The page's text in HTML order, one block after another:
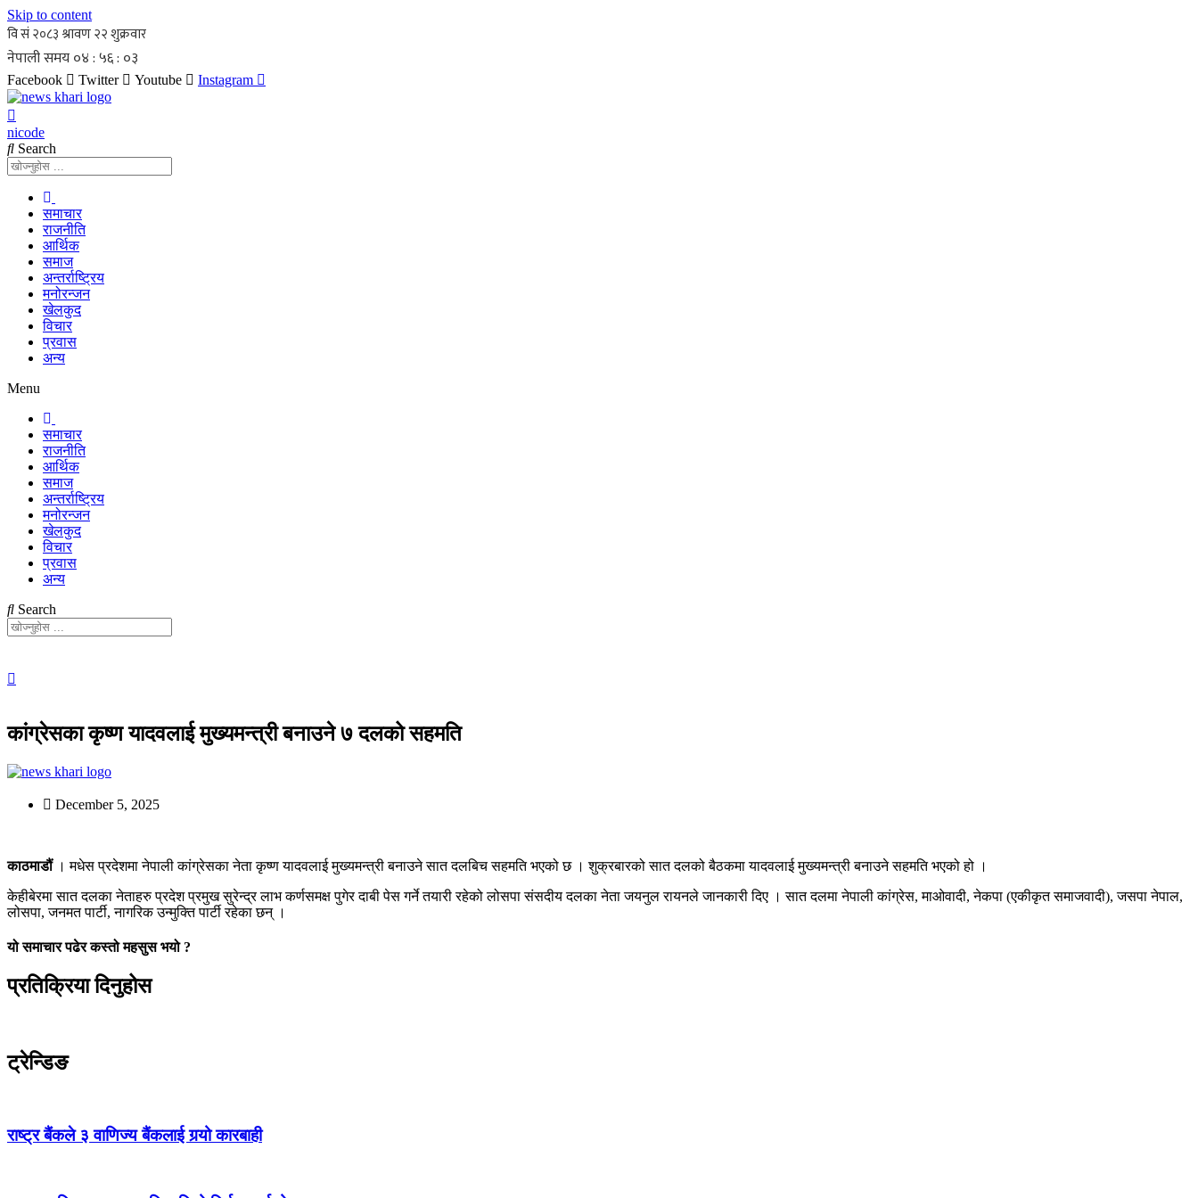
Skip to content
Facebook Twitter Youtube Instagram
nicode
Search
समाचार
राजनीति
आर्थिक
समाज
अन्तर्राष्ट्रिय
मनोरन्जन
खेलकुद
विचार
प्रवास
अन्य
Menu
समाचार
राजनीति
आर्थिक
समाज
अन्तर्राष्ट्रिय
मनोरन्जन
खेलकुद
विचार
प्रवास
अन्य
Search
कांग्रेसका कृष्ण यादवलाई मुख्यमन्त्री बनाउने ७ दलको सहमति
December 5, 2025
काठमाडौं। मधेस प्रदेशमा नेपाली कांग्रेसका नेता कृष्ण यादवलाई मुख्यमन्त्री बनाउने सात दलबिच सहमति भएको छ । शुक्रबारको सात दलको बैठकमा यादवलाई मुख्यमन्त्री बनाउने सहमति भएको हो ।
केहीबेरमा सात दलका नेताहरु प्रदेश प्रमुख सुरेन्द्र लाभ कर्णसमक्ष पुगेर दाबी पेस गर्ने तयारी रहेको लोसपा संसदीय दलका नेता जयनुल रायनले जानकारी दिए । सात दलमा नेपाली कांग्रेस, माओवादी, नेकपा (एकीकृत समाजवादी), जसपा नेपाल,
लोसपा, जनमत पार्टी, नागरिक उन्मुक्ति पार्टी रहेका छन् ।
यो समाचार पढेर कस्तो महसुस भयो ?
प्रतिक्रिया दिनुहोस
ट्रेन्डिङ
राष्ट्र बैंकले ३ वाणिज्य बैंकलाई गर्‍यो कारबाही